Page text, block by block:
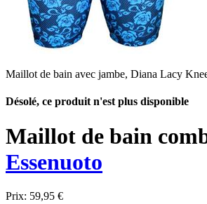
Maillot de bain avec jambe, Diana Lacy
Désolé, ce produit n'est plus disponible
Maillot de bain
Essenuoto
Prix: 59,95 €